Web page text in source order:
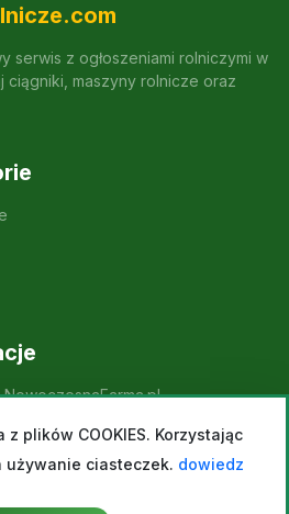
serwis z ogłoszeniami rolniczymi w
ciągniki, maszyny rolnicze oraz
plików COOKIES. Korzystając
używanie ciasteczek. dowiedz